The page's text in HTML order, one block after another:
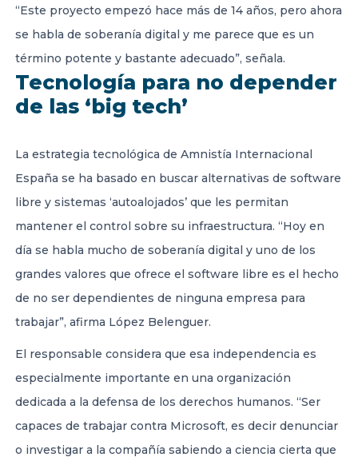
“Este proyecto empezó hace más de 14 años, pero ahora
se habla de soberanía digital y me parece que es un
término potente y bastante adecuado”, señala.
Tecnología para no depender
de las ‘big tech’
La estrategia tecnológica de Amnistía Internacional
España se ha basado en buscar alternativas de software
libre y sistemas ‘autoalojados’ que les permitan
mantener el control sobre su infraestructura. “Hoy en
día se habla mucho de soberanía digital y uno de los
grandes valores que ofrece el software libre es el hecho
de no ser dependientes de ninguna empresa para
trabajar”, afirma López Belenguer.
El responsable considera que esa independencia es
especialmente importante en una organización
dedicada a la defensa de los derechos humanos. “Ser
capaces de trabajar contra Microsoft, es decir denunciar
o investigar a la compañía sabiendo a ciencia cierta que